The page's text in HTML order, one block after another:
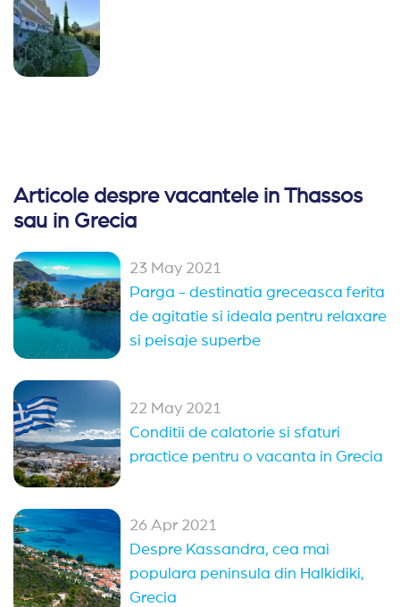
Articole despre vacantele in Thassos
sau in Grecia
23 May 2021
Parga - destinatia greceasca ferita
de agitatie si ideala pentru relaxare
si peisaje superbe
22 May 2021
Conditii de calatorie si sfaturi
practice pentru o vacanta in Grecia
26 Apr 2021
Despre Kassandra, cea mai
populara peninsula din Halkidiki,
Grecia